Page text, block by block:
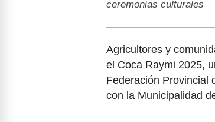
ceremonias culturales
Agricultores y
el Coca Raymi 2025,
Federación Provincial
con la Municipalidad